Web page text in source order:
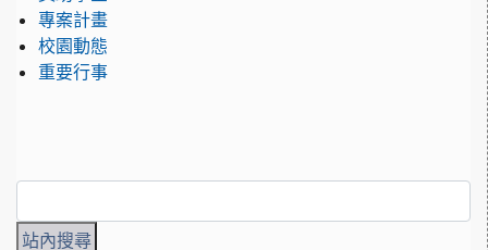
專案計畫
校園動態
重要行事